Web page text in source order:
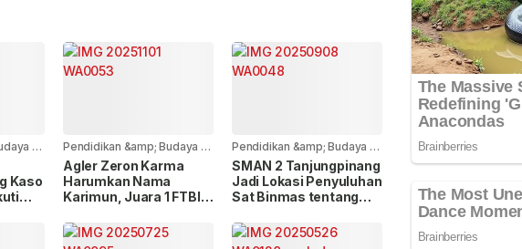
-
Kaso
Pendidikan &amp; Budaya -
9 bulan yang lalu
Agler Zeron Karma
Harumkan Nama
Karimun, Juara 1 FTBI
Pendidikan &amp; Budaya -
11 bulan yang lalu
SMAN 2 Tanjungpinang
Jadi Lokasi Penyuluhan
Sat Binmas tentang